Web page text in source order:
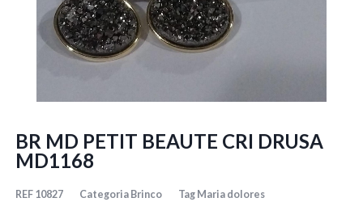
BR MD PETIT BEAUTE CRI DRUSA
MD1168
REF 10827 Categoria Brinco Tag Maria dolores